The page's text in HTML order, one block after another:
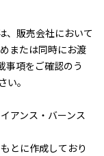
、販売会社において
または同時にお渡
事項をご確認のう
。
アンス・バーンス
とに作成しており